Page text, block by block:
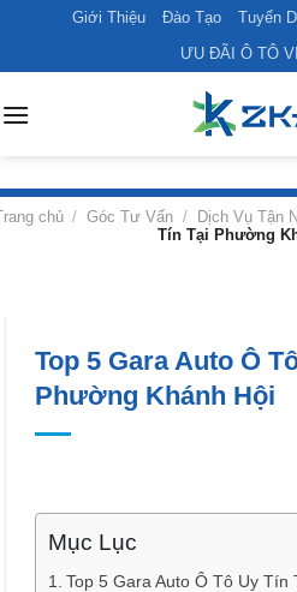
content
Giới Thiệu Đào Tạo Tuyển
ƯU ĐÃI Ô TÔ
chủ / Góc Tư Vấn / Dịch Vụ Tận
Tín Tại Phường
Top 5 Gara Auto Ô
Phường Khánh Hội
Mục Lục
Top 5 Gara Auto Ô Tô Uy